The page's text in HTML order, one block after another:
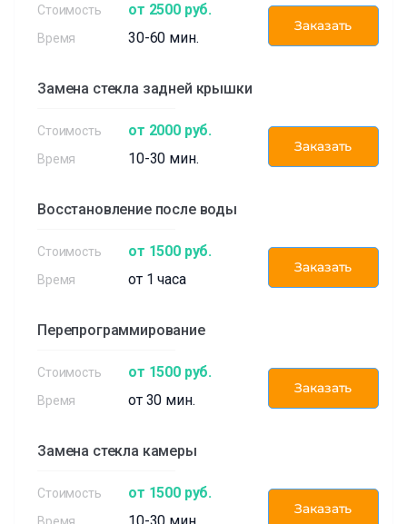
от 2500 руб.
30-60 мин.
Заказать
Замена стекла задней крышки
от 2000 руб.
10-30 мин.
Заказать
Восстановление после воды
от 1500 руб.
от 1 часа
Заказать
Перепрограммирование
от 1500 руб.
от 30 мин.
Заказать
Замена стекла камеры
от 1500 руб.
Заказать